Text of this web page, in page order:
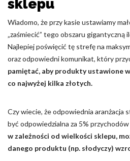
sklepu
Wiadomo, że przy kasie ustawiamy
„zaśmiecić” tego obszaru gigantyczną
Najlepiej poświęcić tę strefę na
oraz odpowiedni komunikat, który
pamiętać, aby produkty ustawione
co najwyżej kilka złotych.
Czy wiecie, że odpowiednia aranżacja
być odpowiedzialna za 5%
w zależności od wielkości sklepu,
danego produktu (np. słodyczy)